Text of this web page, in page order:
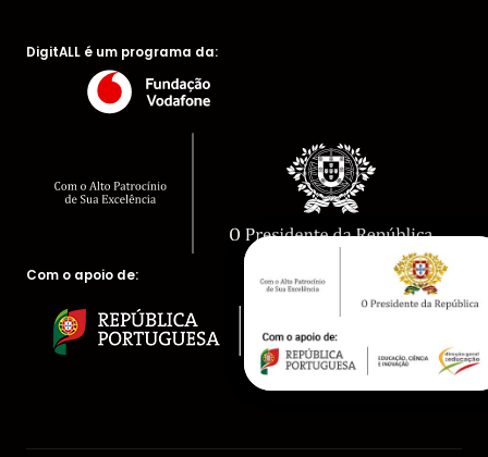
DigitALL é um programa da:
Com o apoio de: